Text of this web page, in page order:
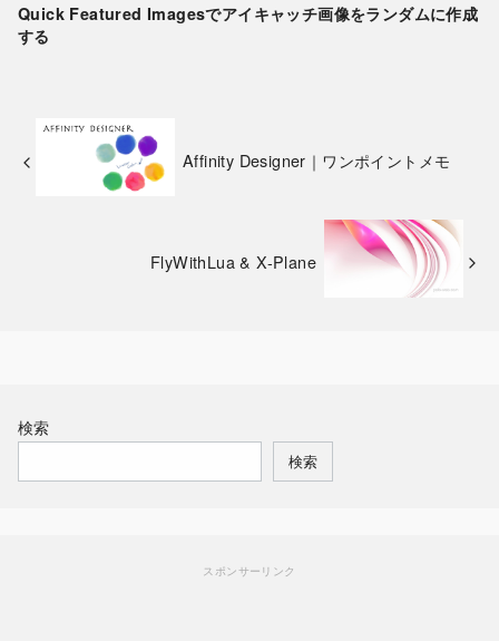
Quick Featured Imagesでアイキャッチ画像をランダムに作成
する
Affinity Designer｜ワンポイントメモ
FlyWithLua & X-Plane
検索
検索
スポンサーリンク